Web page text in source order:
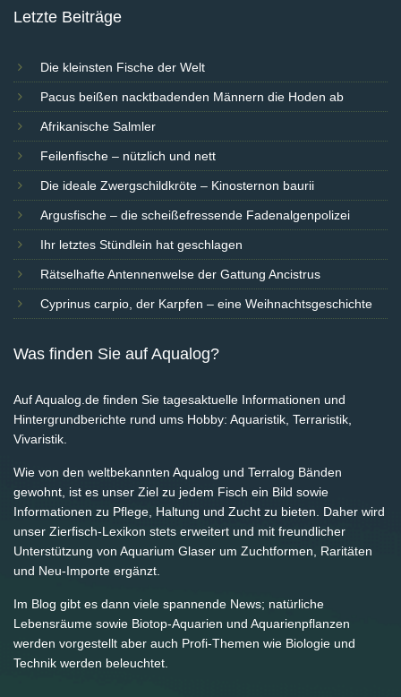
Letzte Beiträge
Die kleinsten Fische der Welt
Pacus beißen nacktbadenden Männern die Hoden ab
Afrikanische Salmler
Feilenfische – nützlich und nett
Die ideale Zwergschildkröte – Kinosternon baurii
Argusfische – die scheißefressende Fadenalgenpolizei
Ihr letztes Stündlein hat geschlagen
Rätselhafte Antennenwelse der Gattung Ancistrus
Cyprinus carpio, der Karpfen – eine Weihnachtsgeschichte
Was finden Sie auf Aqualog?
Auf Aqualog.de finden Sie tagesaktuelle Informationen und
Hintergrundberichte rund ums Hobby: Aquaristik, Terraristik,
Vivaristik.
Wie von den weltbekannten Aqualog und Terralog Bänden
gewohnt, ist es unser Ziel zu jedem Fisch ein Bild sowie
Informationen zu Pflege, Haltung und Zucht zu bieten. Daher wird
unser Zierfisch-Lexikon stets erweitert und mit freundlicher
Unterstützung von Aquarium Glaser um Zuchtformen, Raritäten
und Neu-Importe ergänzt.
Im Blog gibt es dann viele spannende News; natürliche
Lebensräume sowie Biotop-Aquarien und Aquarienpflanzen
werden vorgestellt aber auch Profi-Themen wie Biologie und
Technik werden beleuchtet.